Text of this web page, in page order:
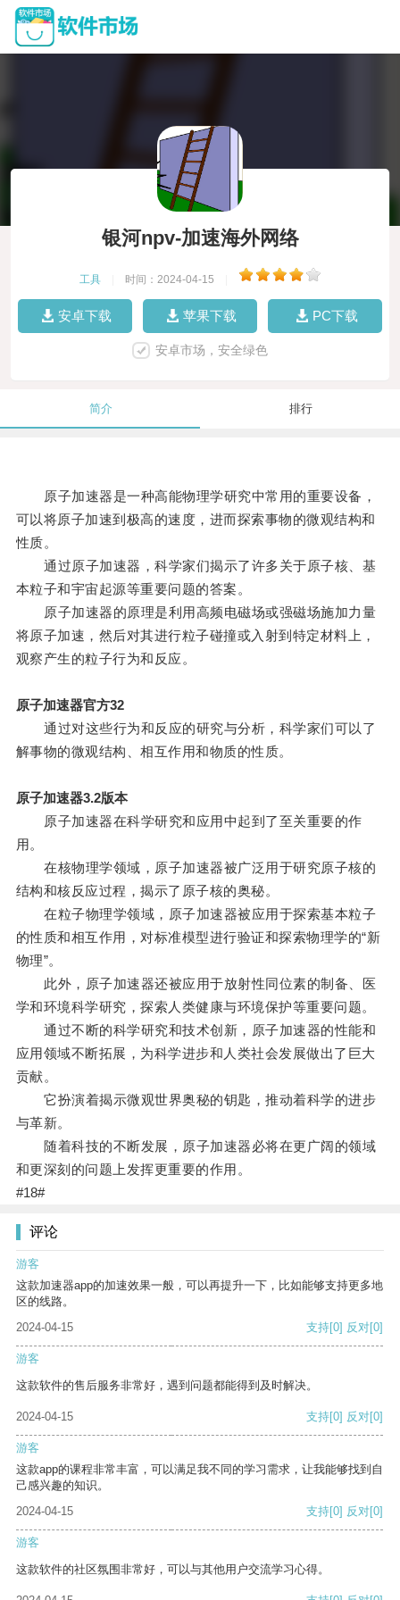
银河npv-加速海外网络
工具 时间：2024-04-15
安卓下载 苹果下载 PC下载
安卓市场，安全绿色
简介 排行
原子加速器是一种高能物理学研究中常用的重要设备，
可以将原子加速到极高的速度，进而探索事物的微观结构和
性质。
通过原子加速器，科学家们揭示了许多关于原子核、基
本粒子和宇宙起源等重要问题的答案。
原子加速器的原理是利用高频电磁场或强磁场施加力量
将原子加速，然后对其进行粒子碰撞或入射到特定材料上，
观察产生的粒子行为和反应。
原子加速器官方32
通过对这些行为和反应的研究与分析，科学家们可以了
解事物的微观结构、相互作用和物质的性质。
原子加速器3.2版本
原子加速器在科学研究和应用中起到了至关重要的作
用。
在核物理学领域，原子加速器被广泛用于研究原子核的
结构和核反应过程，揭示了原子核的奥秘。
在粒子物理学领域，原子加速器被应用于探索基本粒子
的性质和相互作用，对标准模型进行验证和探索物理学的“新
物理”。
此外，原子加速器还被应用于放射性同位素的制备、医
学和环境科学研究，探索人类健康与环境保护等重要问题。
通过不断的科学研究和技术创新，原子加速器的性能和
应用领域不断拓展，为科学进步和人类社会发展做出了巨大
贡献。
它扮演着揭示微观世界奥秘的钥匙，推动着科学的进步
与革新。
随着科技的不断发展，原子加速器必将在更广阔的领域
和更深刻的问题上发挥更重要的作用。
#18#
评论
游客
这款加速器app的加速效果一般，可以再提升一下，比如能够支持更多地
区的线路。
2024-04-15
支持[0] 反对[0]
游客
这款软件的售后服务非常好，遇到问题都能得到及时解决。
2024-04-15 支持[0] 反对[0]
游客
这款app的课程非常丰富，可以满足我不同的学习需求，让我能够找到自
己感兴趣的知识。
2024-04-15
支持[0] 反对[0]
游客
这款软件的社区氛围非常好，可以与其他用户交流学习心得。